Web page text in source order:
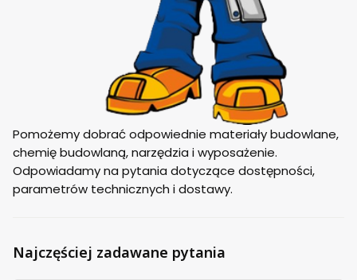
Pomożemy dobrać odpowiednie materiały budowlane,
chemię budowlaną, narzędzia i wyposażenie.
Odpowiadamy na pytania dotyczące dostępności,
parametrów technicznych i dostawy.
Najczęściej zadawane pytania